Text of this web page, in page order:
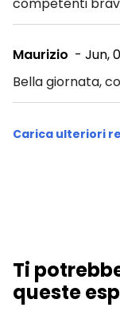
- Jun,
Maurizio
Bella giornata,
Carica ulteriori
Ti
queste